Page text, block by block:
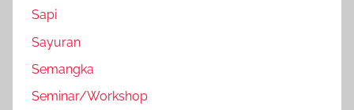
Sapi
Sayuran
Semangka
Seminar/Workshop